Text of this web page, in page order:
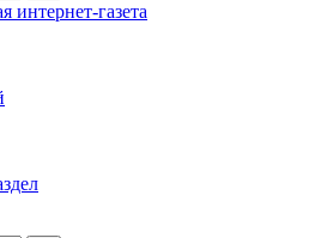
интернет-газета